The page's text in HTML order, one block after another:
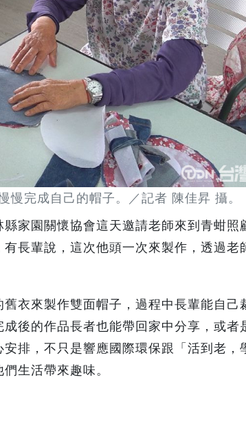
完成自己的帽子。／記者 陳佳昇 攝。
家園關懷協會這天邀請老師來到青蚶照
長輩說，這次他頭一次來製作，透過老
衣來製作雙面帽子，過程中長輩能自己
後的作品長者也能帶回家中分享，或者
排，不只是響應國際環保跟「活到老，
生活帶來趣味。